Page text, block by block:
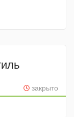
закрыто